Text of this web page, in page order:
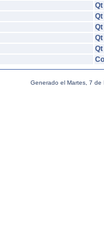
Qt
Qt
Qt
Qt
Qt
Generado el Martes, 7